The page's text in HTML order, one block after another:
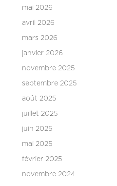
mai 2026
avril 2026
mars 2026
janvier 2026
novembre 2025
septembre 2025
août 2025
juillet 2025
juin 2025
mai 2025
février 2025
novembre 2024